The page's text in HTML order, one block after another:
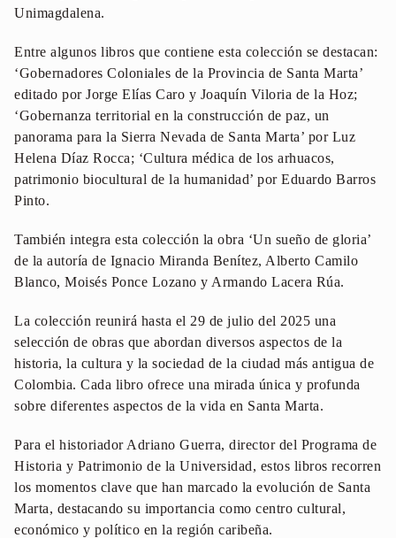
Unimagdalena.
Entre algunos libros que contiene esta colección se destacan:
‘Gobernadores Coloniales de la Provincia de Santa Marta’
editado por Jorge Elías Caro y Joaquín Viloria de la Hoz;
‘Gobernanza territorial en la construcción de paz, un
panorama para la Sierra Nevada de Santa Marta’ por Luz
Helena Díaz Rocca; ‘Cultura médica de los arhuacos,
patrimonio biocultural de la humanidad’ por Eduardo Barros
Pinto.
También integra esta colección la obra ‘Un sueño de gloria’
de la autoría de Ignacio Miranda Benítez, Alberto Camilo
Blanco, Moisés Ponce Lozano y Armando Lacera Rúa.
La colección reunirá hasta el 29 de julio del 2025 una
selección de obras que abordan diversos aspectos de la
historia, la cultura y la sociedad de la ciudad más antigua de
Colombia. Cada libro ofrece una mirada única y profunda
sobre diferentes aspectos de la vida en Santa Marta.
Para el historiador Adriano Guerra, director del Programa de
Historia y Patrimonio de la Universidad, estos libros recorren
los momentos clave que han marcado la evolución de Santa
Marta, destacando su importancia como centro cultural,
económico y político en la región caribeña.